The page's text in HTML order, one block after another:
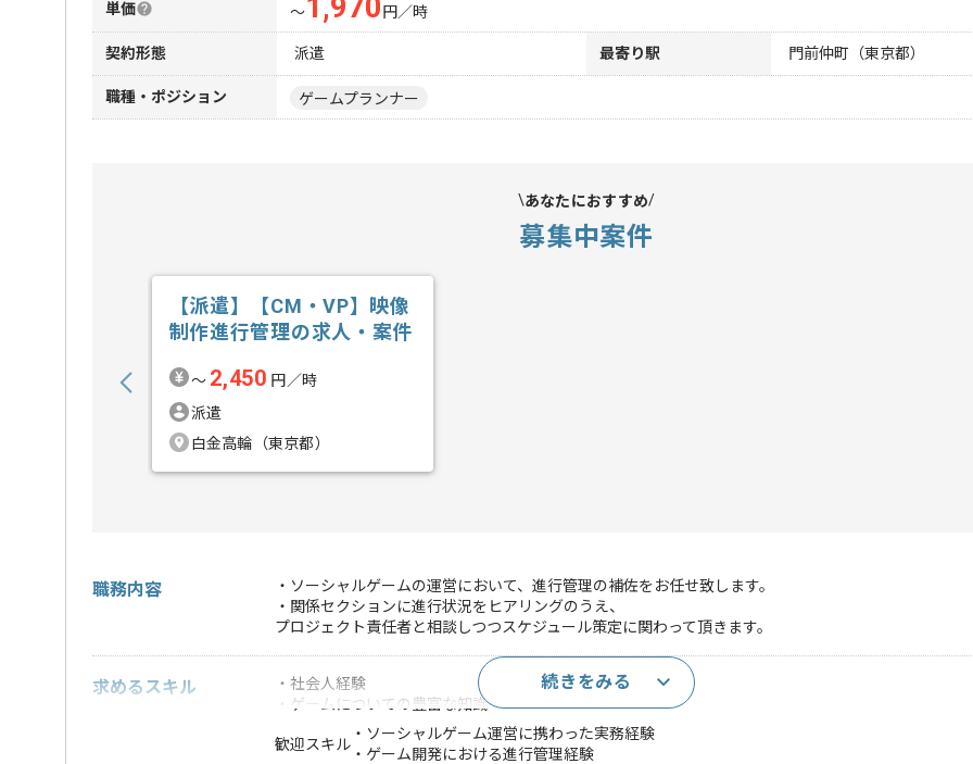
単価 〜 円／時
契約形態 派遣 最寄り駅 門前仲町（東京都）
職種・ポジション ゲームプランナー
あなたにおすすめ
募集中案件
【派遣】【CM・VP】映像
制作進行管理の求人・案件
〜 2,450 円／時
派遣
白金高輪（東京都）
職務内容
・ソーシャルゲームの運営において、進行管理の補佐をお任せ致します。
・関係セクションに進行状況をヒアリングのうえ、
プロジェクト責任者と相談しつつスケジュール策定に関わって頂きます。
求めるスキル
・社会人経験
・ゲームについての豊富な知識
歓迎スキル
・ソーシャルゲーム運営に携わった実務経験
・ゲーム開発における進行管理経験
続きをみる